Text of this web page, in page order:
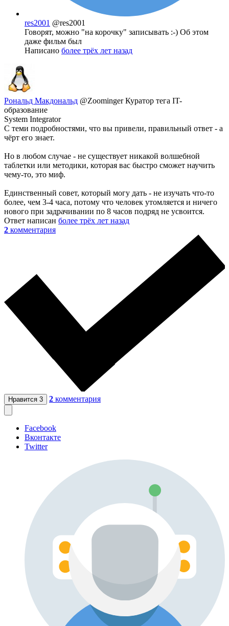
res2001 @res2001
Говорят, можно "на корочку" записывать :-) Об этом
даже фильм был
Написано более трёх лет назад
Рональд Макдональд @ZoomingerКуратор тега IT-
образование
System Integrator
С теми подробностями, что вы привели, правильный ответ - а
чёрт его знает.
Но в любом случае - не существует никакой волшебной
таблетки или методики, которая вас быстро сможет научить
чему-то, это миф.
Единственный совет, который могу дать - не изучать что-то
более, чем 3-4 часа, потому что человек утомляется и ничего
нового при задрачивании по 8 часов подряд не усвоится.
Ответ написан более трёх лет назад
2 комментария
Нравится 3 2 комментария
Facebook
Вконтакте
Twitter